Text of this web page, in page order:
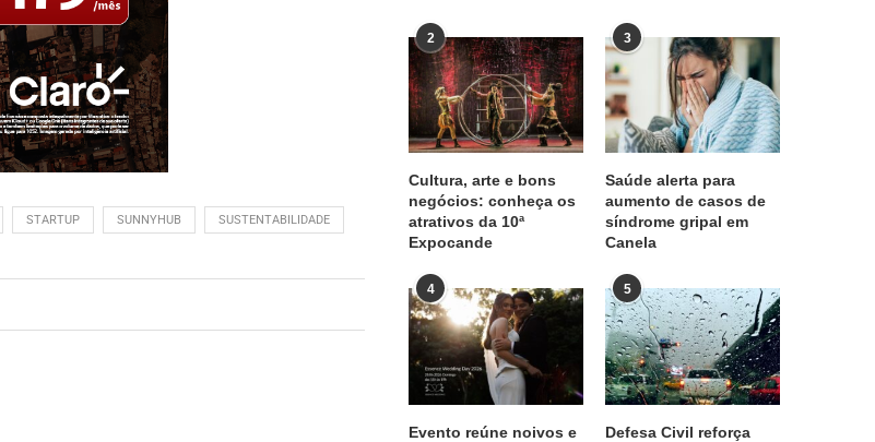
STARTUP SUNNYHUB SUSTENTABILIDADE
2
Cultura, arte e bons
negócios: conheça os
atrativos da 10ª
Expocande
3
Saúde alerta para
aumento de casos de
síndrome gripal em
Canela
4
Evento reúne noivos e
5
Defesa Civil reforça